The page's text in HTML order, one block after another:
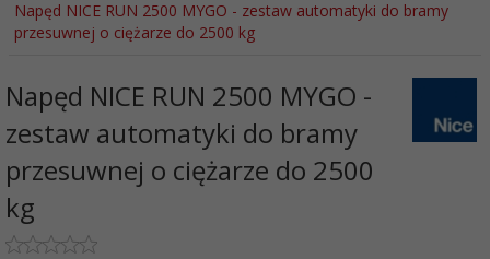
Napęd NICE RUN 2500 MYGO - zestaw automatyki do bramy
przesuwnej o ciężarze do 2500 kg
Napęd NICE RUN 2500 MYGO -
zestaw automatyki do bramy
przesuwnej o ciężarze do 2500
kg